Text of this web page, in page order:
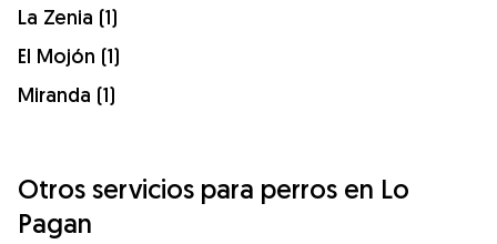
La Zenia (1)
El Mojón (1)
Miranda (1)
Otros servicios para perros en Lo
Pagan